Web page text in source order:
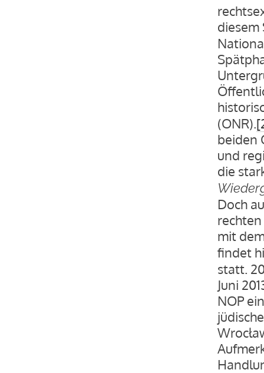
(ONR).
beiden
und
die
Doch
mit
findet
statt.
Juni
NOP